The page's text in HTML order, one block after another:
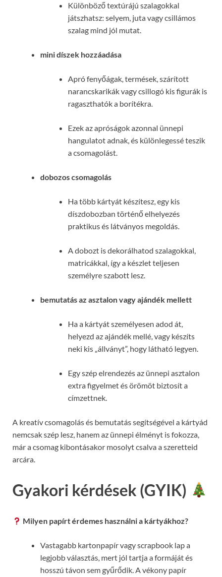
Különböző textúrájú szalagokkal
játszhatsz: selyem, juta vagy csillámos
szalag mind jól mutat.
mini díszek hozzáadása
Apró fenyőágak, termések, szárított
narancskarikák vagy csillogó kis figurák is
ragaszthatók a borítékra.
Ezek az apróságok azonnal ünnepi
hangulatot adnak, és különlegessé teszik
a csomagolást.
dobozos csomagolás
Ha több kártyát készítesz, egy kis
díszdobozban történő elhelyezés
praktikus és látványos megoldás.
A dobozt is dekorálhatod szalagokkal,
matricákkal, így a készlet teljesen
személyre szabott lesz.
bemutatás az asztalon vagy ajándék mellett
Ha a kártyát személyesen adod át,
helyezd az ajándék mellé, vagy készíts
neki kis „állványt”, hogy látható legyen.
Egy szép elrendezés az ünnepi asztalon
extra figyelmet és örömöt biztosít a
címzettnek.
A kreatív csomagolás és bemutatás segítségével a kártyád
nemcsak szép lesz, hanem az ünnepi élményt is fokozza,
már a csomag kibontásakor mosolyt csalva a szeretteid
arcára.
Gyakori kérdések (GYIK)
Milyen papírt érdemes használni a kártyákhoz?
Vastagabb kartonpapír vagy scrapbook lap a
legjobb választás, mert jól tartja a formáját és
hosszú távon sem gyűrődik. A vékony papír